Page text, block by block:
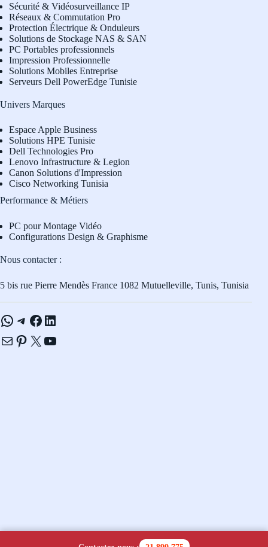
Sécurité & Vidéosurveillance IP
Réseaux & Commutation Pro
Protection Électrique & Onduleurs
Solutions de Stockage NAS & SAN
PC Portables professionnels
Impression Professionnelle
Solutions Mobiles Entreprise
Serveurs Dell PowerEdge Tunisie
Univers Marques
Espace Apple Business
Solutions HPE Tunisie
Dell Technologies Pro
Lenovo Infrastructure & Legion
Canon Solutions d'Impression
Cisco Networking Tunisia
Performance & Métiers
PC pour Montage Vidéo
Configurations Design & Graphisme
Nous contacter :
5 bis rue Pierre Mendès France 1082 Mutuelleville, Tunis, Tunisia
WhatsApp
Telegram
Facebook
LinkedIn
E-mailPinterest
X YouTube
Copyright © 2026 - Navicom Tunisie